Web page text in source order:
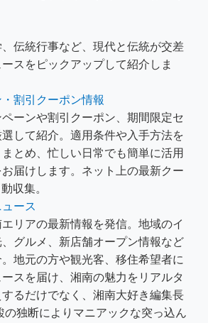
伝統行事など、現代と伝統が交差
スをピックアップして紹介しま
割引クーポン情報
ーンや割引クーポン、期間限定セ
して紹介。適用条件や入手方法を
とめ、忙しい日常でも簡単に活用
届けします。ネット上の最新クー
収集。
ース
リアの最新情報を発信。地域のイ
グルメ、新店舗オープン情報など
地元の方や観光客、移住希望者に
スを届け、湘南の魅力をリアルタ
るだけでなく、湘南大好き編集長
の独断によりマニアックな突っ込ん